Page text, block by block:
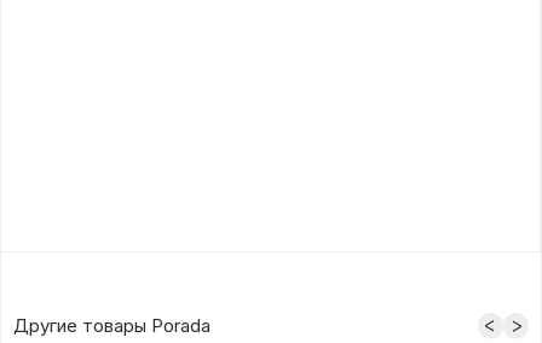
Другие товары Porada